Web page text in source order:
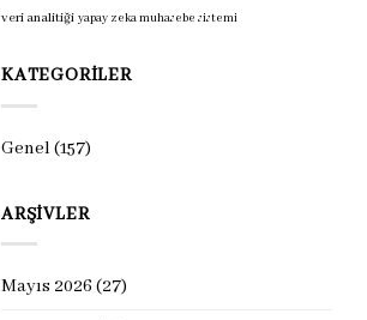
veri analitiği yapay zeka muhasebe sistemi
KATEGORILER
Genel(157)
ARŞIVLER
Mayıs 2026 (27)